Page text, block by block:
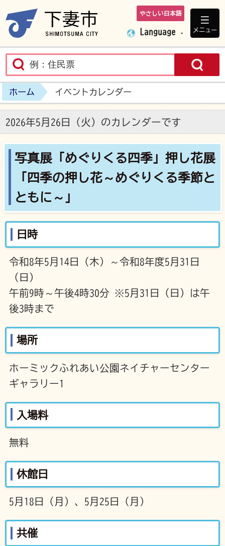
下妻市ホームペ
やさしい日本語
Language メニュー
ホーム イベントカレンダー
2026年5月26日（火）のカレンダーです
写真展「めぐりくる四季」押し花展
「四季の押し花～めぐりくる季節と
ともに～」
日時
令和8年5月14日（木）～令和8年度5月31日
（日）
午前9時～午後4時30分 ※5月31日（日）は午
後3時まで
場所
ホーミックふれあい公園ネイチャーセンター
ギャラリー1
入場料
無料
休館日
5月18日（月）、5月25日（月）
共催